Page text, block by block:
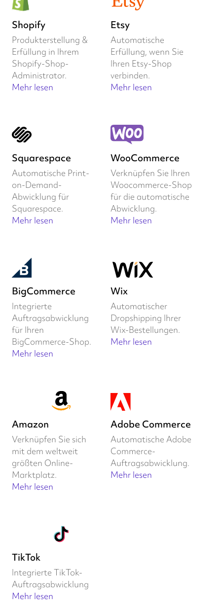
Shopify
Produkterstellung &
Erfüllung in Ihrem
Shopify-Shop-
Administrator.
Mehr lesen
Etsy
Automatische
Erfüllung, wenn Sie
Ihren Etsy-Shop
verbinden.
Mehr lesen
Squarespace
Automatische Print-
on-Demand-
Abwicklung für
Squarespace.
Mehr lesen
WooCommerce
Verknüpfen Sie Ihren
Woocommerce-Shop
für die automatische
Abwicklung.
Mehr lesen
BigCommerce
Integrierte
Auftragsabwicklung
für Ihren
BigCommerce-Shop.
Mehr lesen
Wix
Automatischer
Dropshipping Ihrer
Wix-Bestellungen.
Mehr lesen
Amazon
Verknüpfen Sie sich
mit dem weltweit
größten Online-
Marktplatz.
Mehr lesen
Adobe Commerce
Automatische Adobe
Commerce-
Auftragsabwicklung.
Mehr lesen
TikTok
Integrierte TikTok-
Auftragsabwicklung
Mehr lesen